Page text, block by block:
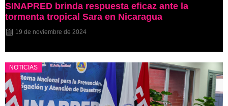
SINAPRED brinda respuesta eficaz ante la
tormenta tropical Sara en Nicaragua
19 de noviembre de 2024
NOTICIAS